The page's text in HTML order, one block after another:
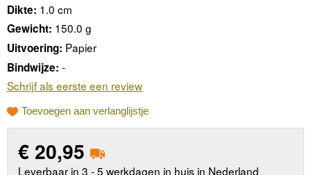
Dikte: 1.0 cm
Gewicht: 150.0 g
Uitvoering: Papier
Bindwijze: -
Schrijf als eerste een review
Toevoegen aan verlanglijstje
€ 20,95
Leverbaar in 3 - 5 werkdagen in huis in Nederland